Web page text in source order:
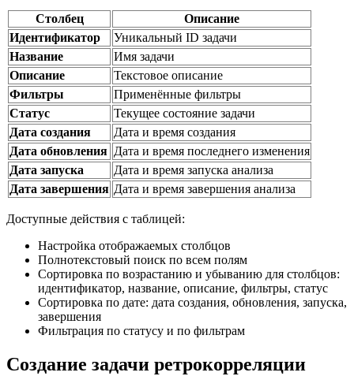
Столбец
Описание
Идентификатор
Уникальный ID задачи
Название
Имя задачи
Описание
Текстовое описание
Фильтры
Применённые фильтры
Статус
Текущее состояние задачи
Дата создания
Дата и время создания
Дата обновления Дата и время последнего изменения
Дата запуска
Дата и время запуска анализа
Дата завершения Дата и время завершения анализа
Доступные действия с таблицей:
Настройка отображаемых столбцов
Полнотекстовый поиск по всем полям
Сортировка по возрастанию и убыванию для столбцов:
идентификатор, название, описание, фильтры, статус
Сортировка по дате: дата создания, обновления, запуска,
завершения
Фильтрация по статусу и по фильтрам
Создание задачи ретрокорреляции